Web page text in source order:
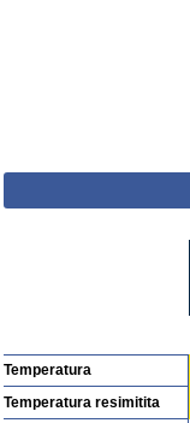
Temperatura
Temperatura resimitita